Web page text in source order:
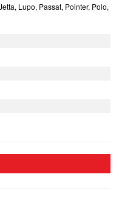
Lupo, Passat, Pointer, Polo,